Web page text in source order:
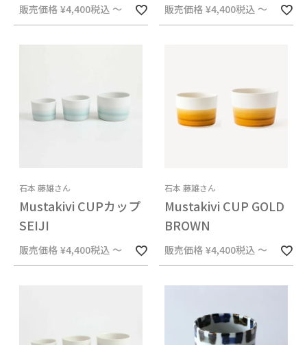
販売価格 ¥4,400税込 〜 販売価格 ¥4,400税込 〜
石本 藤雄さん
Mustakivi CUPカップ
SEIJI
販売価格 ¥4,400税込 〜
石本 藤雄さん
Mustakivi CUP GOLD
BROWN
販売価格 ¥4,400税込 〜